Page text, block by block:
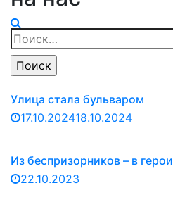
Найти:
Улица стала бульваром
17.10.202418.10.2024
Из беспризорников – в герои
22.10.2023